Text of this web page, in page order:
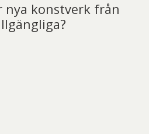
nya konstverk från